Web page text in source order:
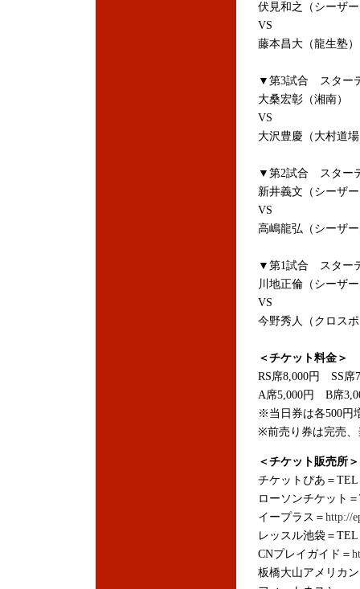
伏見和之（シーザ
VS
藤本昌大（龍生塾
▼第3試合 スター
大桑宏彰（湘南）
VS
大沢豊慶（大村道
▼第2試合 スター
新井義文（シーザ
VS
高嶋龍弘（シーザ
▼第1試合 スター
川地正倫（シーザ
VS
今野秀人（クロス
＜チケット料金＞
RS席8,000円 SS席
A席5,000円 B席
※当日券は各500円
※前売り券は完売、
＜チケット販売所＞
チケットぴあ＝TEL
ローソンチケット
イープラス＝ http://
レッスル池袋＝TEL
CNプレイガイド＝
板橋大山アメリカ